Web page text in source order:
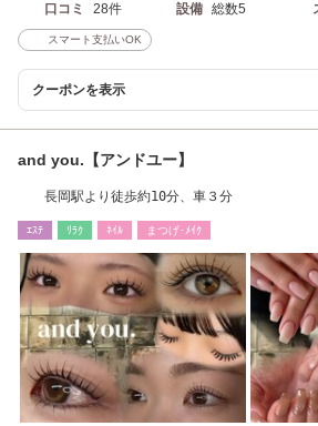
口コミ 28件 設備 総数5
スマート支払いOK
クーポンを表示
and you.【アンドユー】
長岡駅より徒歩約10分、車３分
ｴｽﾃ ﾘﾗｸ ﾈｲﾙ まつげ･ﾒｲｸ